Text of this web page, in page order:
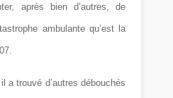
après bien d’autres, de
ambulante qu’est la
a trouvé d’autres débouchés